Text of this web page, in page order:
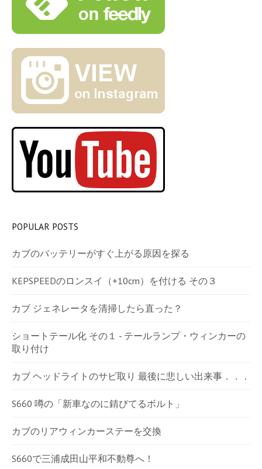
POPULAR POSTS
カブのバッテリーがすぐ上がる原因を探る
KEPSPEEDのロンスイ（+10cm）を付ける その３
カブ ジェネレータを清掃したら直った？
ショートテール化 その１ - テールランプ・ウィンカーの
取り付け
カブ ヘッドライトのサビ取り 最後に悲しい出来事．．．
S660 噂の「新車なのに錆びてるボルト」
カブのリアウィンカーステーを交換
S660で三浦成田山平和不動尊へ！